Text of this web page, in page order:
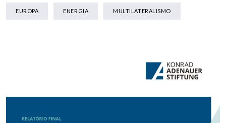
EUROPA ENERGIA MULTILATERALISMO